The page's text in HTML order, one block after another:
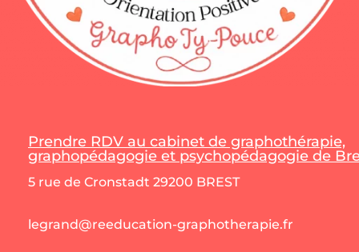
Prendre RDV au cabinet de graphothérapie,
graphopédagogie et psychopédagogie de
5 rue de Cronstadt 29200 BREST
legrand@reeducation-graphotherapie.fr